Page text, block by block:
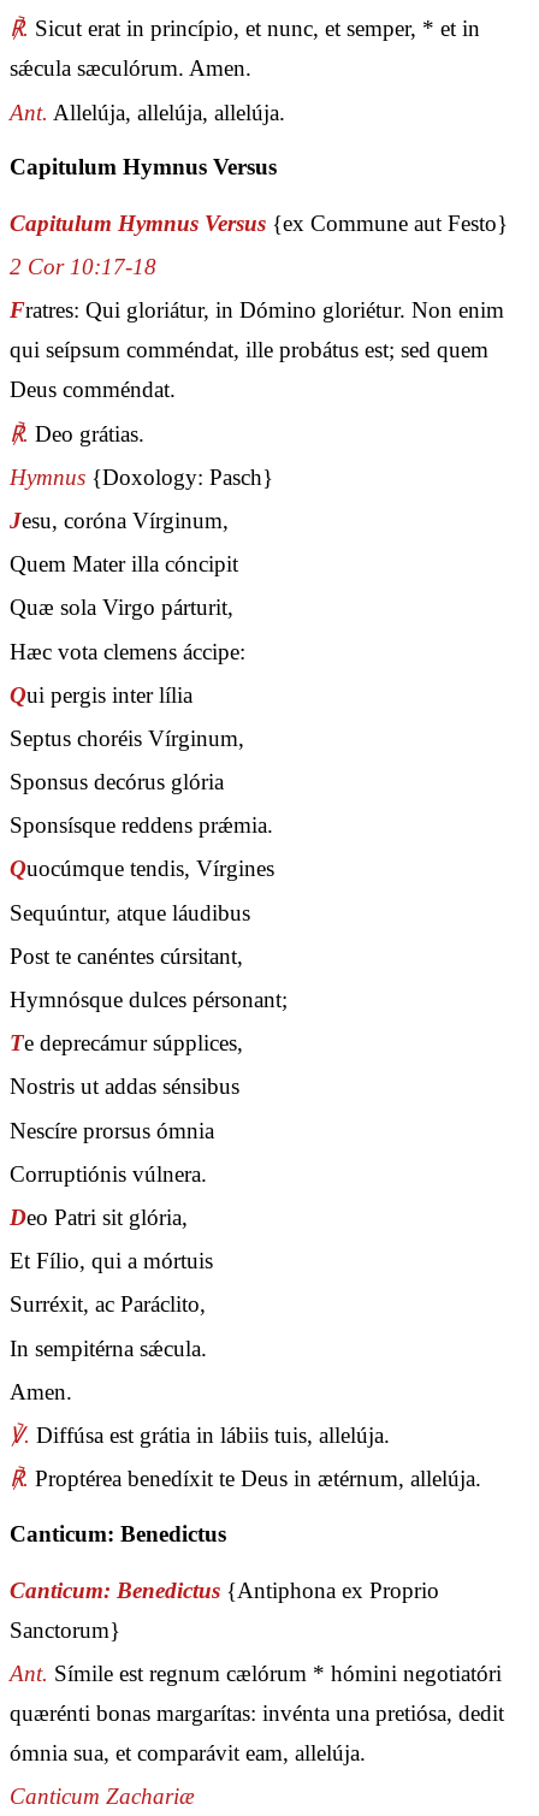
℟. Sicut erat in princípio, et nunc, et semper, * et in
sǽcula sæculórum. Amen.
Ant. Allelúja, allelúja, allelúja.
Capitulum Hymnus Versus
Capitulum Hymnus Versus {ex Commune aut Festo}
2 Cor 10:17-18
Fratres: Qui gloriátur, in Dómino gloriétur. Non enim
qui seípsum comméndat, ille probátus est; sed quem
Deus comméndat.
℟. Deo grátias.
Hymnus {Doxology: Pasch}
Jesu, coróna Vírginum,
Quem Mater illa cóncipit
Quæ sola Virgo párturit,
Hæc vota clemens áccipe:
Qui pergis inter lília
Septus choréis Vírginum,
Sponsus decórus glória
Sponsísque reddens prǽmia.
Quocúmque tendis, Vírgines
Sequúntur, atque láudibus
Post te canéntes cúrsitant,
Hymnósque dulces pérsonant;
Te deprecámur súpplices,
Nostris ut addas sénsibus
Nescíre prorsus ómnia
Corruptiónis vúlnera.
Deo Patri sit glória,
Et Fílio, qui a mórtuis
Surréxit, ac Paráclito,
In sempitérna sǽcula.
Amen.
℣. Diffúsa est grátia in lábiis tuis, allelúja.
℟. Proptérea benedíxit te Deus in ætérnum, allelúja.
Canticum: Benedictus
Canticum: Benedictus {Antiphona ex Proprio
Sanctorum}
Ant. Símile est regnum cælórum * hómini negotiatóri
quærénti bonas margarítas: invénta una pretiósa, dedit
ómnia sua, et comparávit eam, allelúja.
Canticum Zachariæ